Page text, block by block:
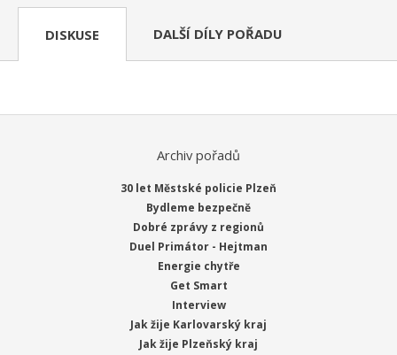
DISKUSE DALŠÍ DÍLY POŘADU
Archiv pořadů
30 let Městské policie Plzeň
Bydleme bezpečně
Dobré zprávy z regionů
Duel Primátor - Hejtman
Energie chytře
Get Smart
Interview
Jak žije Karlovarský kraj
Jak žije Plzeňský kraj